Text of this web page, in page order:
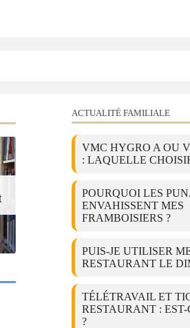
ACTUALITÉ FAMILIALE
VMC HYGRO A OU
: LAQUELLE
POURQUOI LES
ENVAHISSENT MES
FRAMBOISIERS ?
PUIS-JE UTILISER
RESTAURANT LE
TÉLÉTRAVAIL ET
RESTAURANT : EST-
?